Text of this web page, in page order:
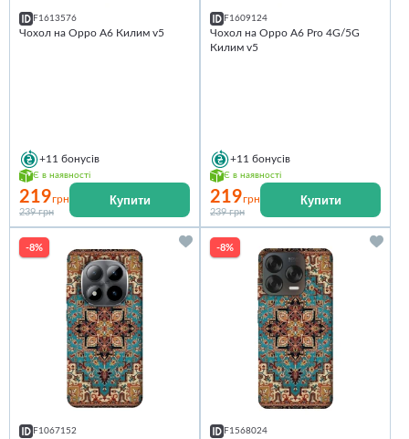
F1613576
Чохол на Oppo A6 Килим v5
+11 бонусів
Є в наявності
219грн
239 грн
Купити
F1609124
Чохол на Oppo A6 Pro 4G/5G
Килим v5
+11 бонусів
Є в наявності
219грн
239 грн
Купити
-8%
F1067152
-8%
F1568024